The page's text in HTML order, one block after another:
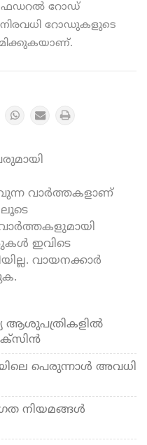
ഫെഡറല്‍ റോഡ്
റോഡുകളുടെ
വാർത്തകളാണ്
വാർത്തകളുമായി
ഇവിടെ
വായനക്കാർ
ആശുപത്രികളില്‍
പെരുന്നാള്‍ അവധി
നിയമങ്ങള്‍